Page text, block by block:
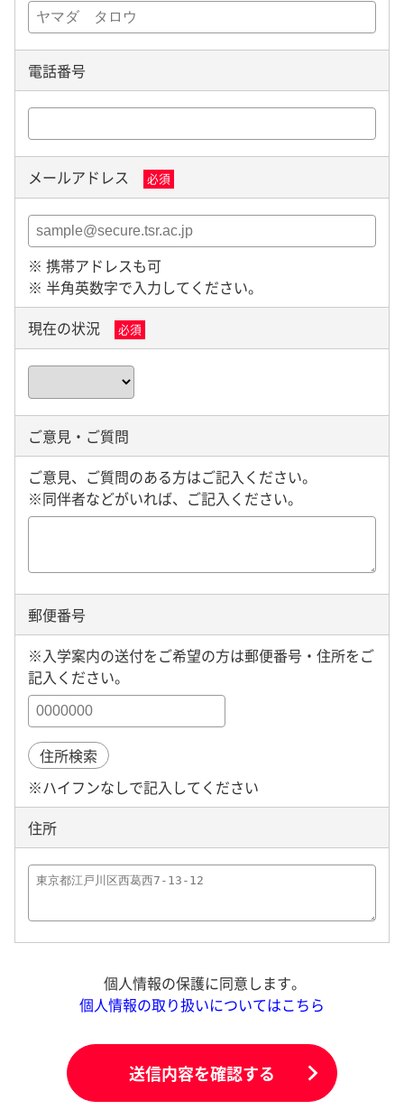
電話番号
メールアドレス 必須
※ 携帯アドレスも可
※ 半角英数字で入力してください。
現在の状況
必須
ご意見・ご質問
ご意見、ご質問のある方はご記入ください。
※同伴者などがいれば、ご記入ください。
郵便番号
※入学案内の送付をご希望の方は郵便番号・住所をご
記入ください。
住所検索
※ハイフンなしで記入してください
住所
個人情報の保護に同意します。
個人情報の取り扱いについてはこちら
送信内容を確認する